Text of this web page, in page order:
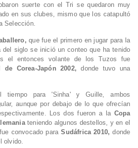
suerte con el Tri se quedaron muy
en sus clubes, mismo que los catapultó
Selección.
que fue el primero en jugar para la
siglo se inició un conteo que ha tenido
el entonces volante de los Tuzos fue
de Corea-Japón 2002, donde tuvo una
tiempo para 'Sinha' y Guille, ambos
aunque por debajo de lo que ofrecían
Los dos fueron a laCopa
teniendo algunos destellos, y en el
convocado paraSudáfrica 2010, donde
olvido.